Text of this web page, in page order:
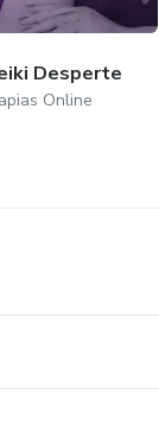
Desperte
Online